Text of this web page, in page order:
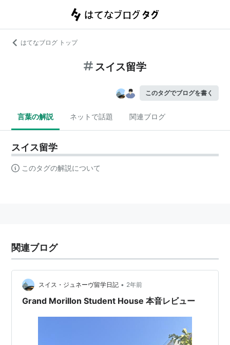
はてなブログ トップ
スイス留学
このタグでブログを書く
言葉の解説 ネットで話題 関連ブログ
スイス留学
このタグの解説について
関連ブログ
スイス・ジュネーヴ留学日記 • 2年前
Grand Morillon Student House 本音レビュー